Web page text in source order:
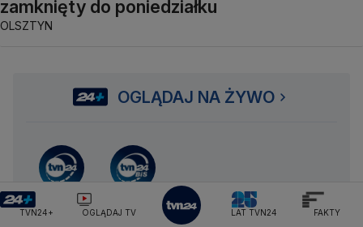
zamknięty do poniedziałku
OLSZTYN
OGLĄDAJ NA ŻYWO
TVN24 TVN24 BiS
TVN24+ OGLĄDAJ TV LAT TVN24 FAKTY